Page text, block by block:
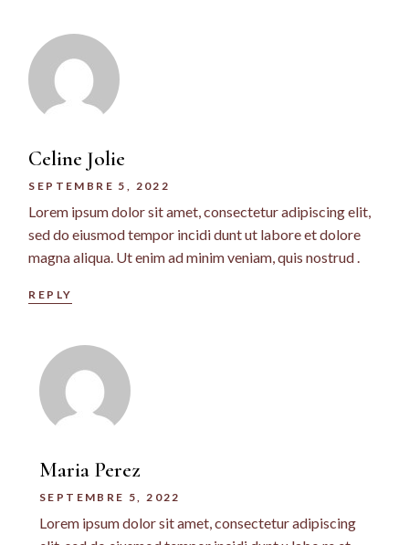
Celine Jolie
SEPTEMBRE 5, 2022
Lorem ipsum dolor sit amet, consectetur adipiscing elit,
sed do eiusmod tempor incidi dunt ut labore et dolore
magna aliqua. Ut enim ad minim veniam, quis nostrud .
REPLY
Maria Perez
SEPTEMBRE 5, 2022
Lorem ipsum dolor sit amet, consectetur adipiscing